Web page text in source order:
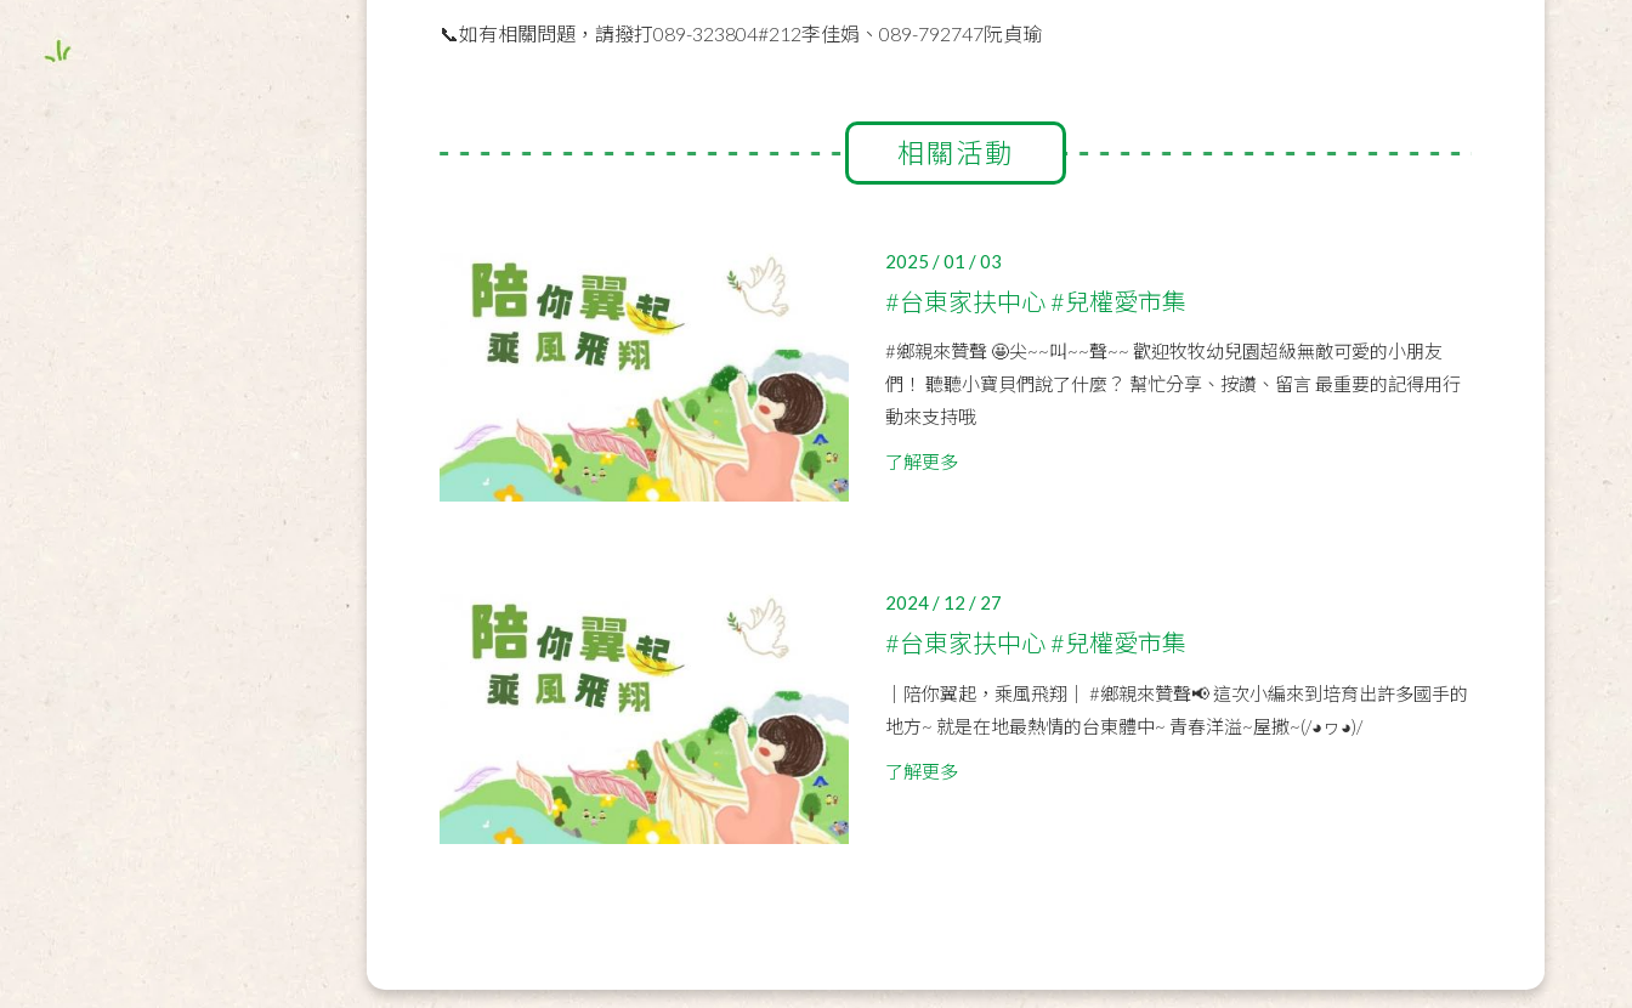
📞如有相關問題，請撥打089-323804#212李佳娟、089-792747阮貞瑜
相關活動
2025 / 01 / 03
#台東家扶中心 #兒權愛市集
#鄉親來贊聲 🤩尖~~叫~~聲~~ 歡迎牧牧幼兒園超級無敵可愛的小朋友
們！ 聽聽小寶貝們說了什麼？ 幫忙分享、按讚、留言 最重要的記得用行
動來支持哦
了解更多
2024 / 12 / 27
#台東家扶中心 #兒權愛市集
｜陪你翼起，乘風飛翔｜ #鄉親來贊聲📢 這次小編來到培育出許多國手的
地方~ 就是在地最熱情的台東體中~ 青春洋溢~屋撒~(/◕ヮ◕)/
了解更多